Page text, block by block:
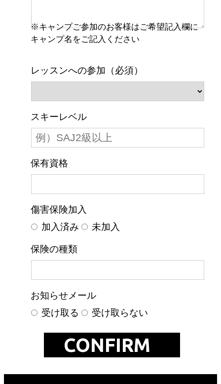
※キャンプご参加のお客様はご希望記入欄に
キャンプ名をご記入ください
レッスンへの参加（必須）
スキーレベル
保有資格
傷害保険加入
加入済み
未加入
保険の種類
お知らせメール
受け取る
受け取らない